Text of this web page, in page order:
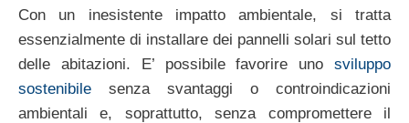
Con un inesistente impatto ambientale, si tratta
essenzialmente di installare dei pannelli solari sul tetto
delle abitazioni. E’ possibile favorire uno sviluppo
sostenibile senza svantaggi o controindicazioni
ambientali e, soprattutto, senza compromettere il